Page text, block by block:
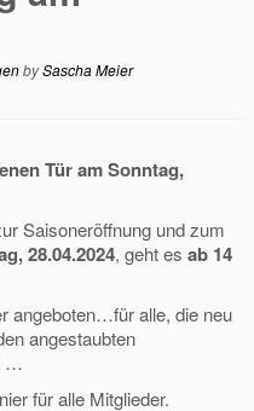
bySascha Meier
Tür am Sonntag,
Saisoneröffnung und zum
28.04.2024, geht es ab 14
angeboten…für alle, die neu
angestaubten
…
für alle Mitglieder.